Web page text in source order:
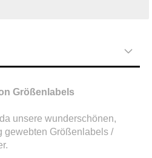
Größenlabels
unsere wunderschönen,
gewebten Größenlabels /